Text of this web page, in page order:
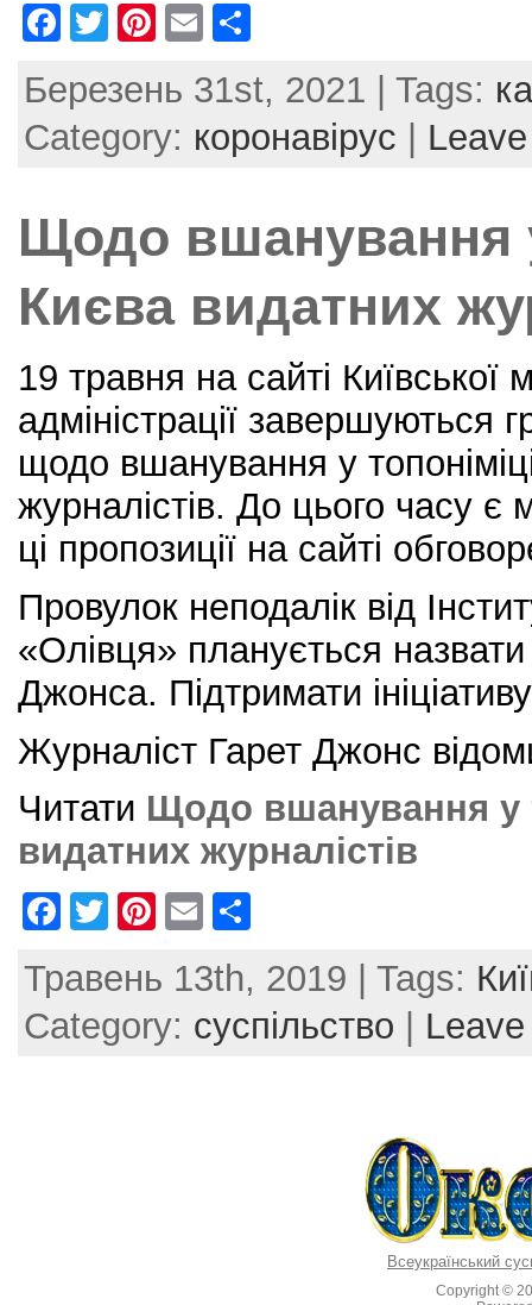
F
c
e
o
o
k
T
itt
er
Pi
er
e
E
ai
l
ar
e
Березень 31st, 2021 | Tags:
Category: коронавірус
Щодо вшанування
Києва видатних
19 травня на сайті Київської
адміністрації завершуються
щодо вшанування у
журналістів. До цього часу є
ці пропозиції на сайті
Провулок неподалік від
«Олівця» планується
Джонса. Підтримати
Журналіст Гарет Джонс
Читати Щодо вшанування у
видатних журналістів
F
c
e
T
itt
er
Pi
er
e
E
ai
l
ar
e
Травень 13th, 2019 | Tags:
Category: суспільство
Всеукраїнський
Copyright ©